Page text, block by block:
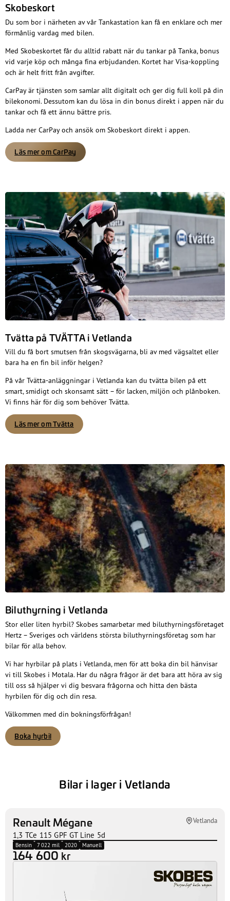
Skobeskort
Du som bor i närheten av vår Tankastation kan få en enklare och mer
förmånlig vardag med bilen.
Med Skobeskortet får du alltid rabatt när du tankar på Tanka, bonus
vid varje köp och många fina erbjudanden. Kortet har Visa-koppling
och är helt fritt från avgifter.
CarPay är tjänsten som samlar allt digitalt och ger dig full koll på din
bilekonomi. Dessutom kan du lösa in din bonus direkt i appen när du
tankar och få ett ännu bättre pris.
Ladda ner CarPay och ansök om Skobeskort direkt i appen.
Läs mer om CarPay
Tvätta på TVÄTTA i Vetlanda
Vill du få bort smutsen från skogsvägarna, bli av med vägsaltet eller
bara ha en fin bil inför helgen?
På vår Tvätta-anläggningar i Vetlanda kan du tvätta bilen på ett
smart, smidigt och skonsamt sätt – för lacken, miljön och plånboken.
Vi finns här för dig som behöver Tvätta.
Läs mer om Tvätta
Biluthyrning i Vetlanda
Stor eller liten hyrbil? Skobes samarbetar med biluthyrningsföretaget
Hertz – Sveriges och världens största biluthyrningsföretag som har
bilar för alla behov.
Vi har hyrbilar på plats i Vetlanda, men för att boka din bil hänvisar
vi till Skobes i Motala. Har du några frågor är det bara att höra av sig
till oss så hjälper vi dig besvara frågorna och hitta den bästa
hyrbilen för dig och din resa.
Välkommen med din bokningsförfrågan!
Boka hyrbil
Bilar i lager i Vetlanda
Renault Mégane
1,3 TCe 115 GPF GT Line 5d
Vetlanda
Bensin 7 022 mil 2020 Manuell
164 600 kr